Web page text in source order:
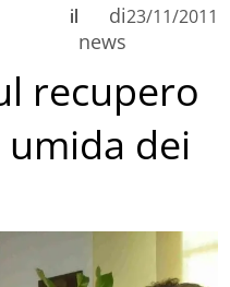
di
news
il 23/11/2011
recupero
dei